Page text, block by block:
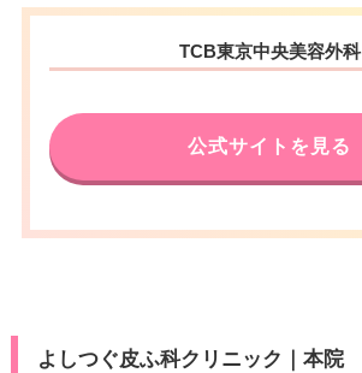
TCB東京中央美容外科
公式サイトを見る
よしつぐ皮ふ科クリニック｜本院